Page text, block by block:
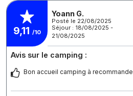
9,11 /10
Yoann G.
Posté le 22/08/2025
Séjour : 18/08/2025 -
21/08/2025
Avis sur le camping :
Bon accueil camping à